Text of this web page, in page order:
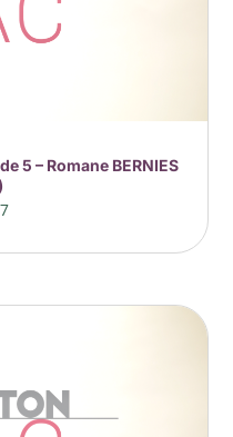
5 – Romane BERNIES